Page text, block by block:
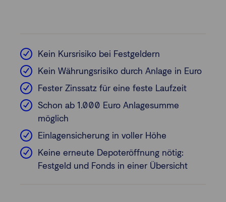
Kein Kursrisiko bei Festgeldern
Kein Währungsrisiko durch Anlage in Euro
Fester Zinssatz für eine feste Laufzeit
Schon ab 1.000 Euro Anlagesumme
möglich
Einlagensicherung in voller Höhe
Keine erneute Depoteröffnung nötig:
Festgeld und Fonds in einer Übersicht